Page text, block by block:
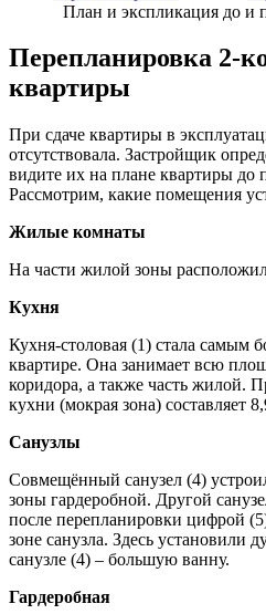
План и экспликация до и
Перепланировка 2-
квартиры
При сдаче квартиры в
отсутствовала. Застройщик
видите их на плане квартиры до
Рассмотрим, какие помещения
Жилые комнаты
На части жилой зоны
Кухня
Кухня-столовая (1) стала самым
квартире. Она занимает всю
коридора, а также часть жилой.
кухни (мокрая зона) составляет
Санузлы
Совмещённый санузел (4)
зоны гардеробной. Другой
после перепланировки цифрой
зоне санузла. Здесь установили
санузле (4) – большую ванну.
Гардеробная